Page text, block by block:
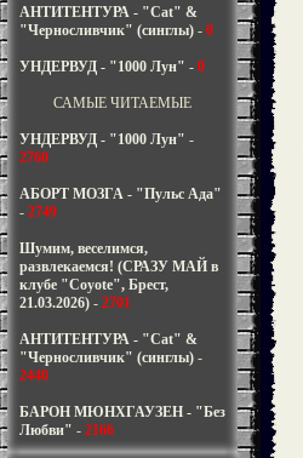
АНТИТЕНТУРА - "Cat" &
"Черносливчик" (синглы) - 0
УНДЕРВУД - "1000 Лун" - 0
САМЫЕ ЧИТАЕМЫЕ
УНДЕРВУД - "1000 Лун" -
2760
АБОРТ МОЗГА - "Пульс Ада"
- 2749
Шумим, веселимся,
развлекаемся! (СРАЗУ МАЙ в
клубе "Coyote", Брест,
21.03.2026) - 2701
АНТИТЕНТУРА - "Cat" &
"Черносливчик" (синглы) -
2440
БАРОН МЮНХГАУЗЕН - "Без
Любви" - 2166